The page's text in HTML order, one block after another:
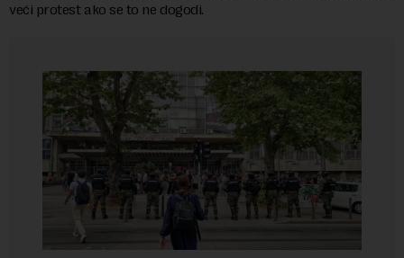
veći protest ako se to ne dogodi.